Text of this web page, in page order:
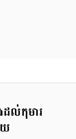
ដល់កុមារ